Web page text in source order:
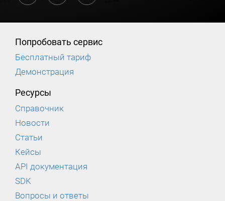
Попробовать сервис
Бесплатный тариф
Демонстрация
Ресурсы
Справочник
Новости
Статьи
Кейсы
API документация
SDK
Вопросы и ответы